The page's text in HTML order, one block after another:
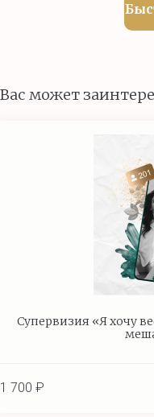
Вас может
Супервизия «Я хочу
1 700 ₽